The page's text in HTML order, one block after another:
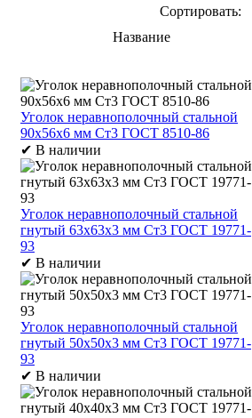
Сортировать:
Название
Уголок неравнополочный стальной
90х56х6 мм Ст3 ГОСТ 8510-86
✔ В наличии
Уголок неравнополочный стальной
гнутый 63х63х3 мм Ст3 ГОСТ 19771-
93
✔ В наличии
Уголок неравнополочный стальной
гнутый 50х50х3 мм Ст3 ГОСТ 19771-
93
✔ В наличии